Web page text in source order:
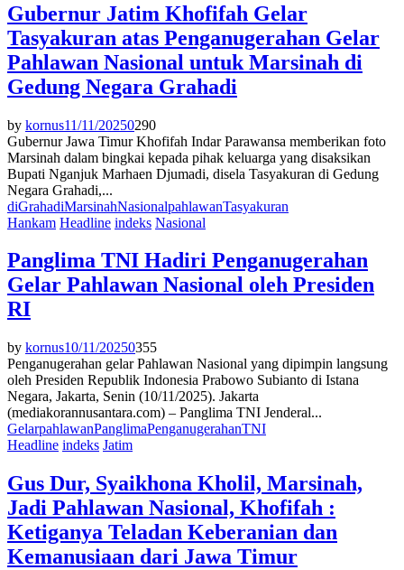
Gubernur Jatim Khofifah Gelar
Tasyakuran atas Penganugerahan Gelar
Pahlawan Nasional untuk Marsinah di
Gedung Negara Grahadi
by kornus11/11/20250290
Gubernur Jawa Timur Khofifah Indar Parawansa memberikan foto
Marsinah dalam bingkai kepada pihak keluarga yang disaksikan
Bupati Nganjuk Marhaen Djumadi, disela Tasyakuran di Gedung
Negara Grahadi,...
diGrahadiMarsinahNasionalpahlawanTasyakuran
Hankam Headline indeks Nasional
Panglima TNI Hadiri Penganugerahan
Gelar Pahlawan Nasional oleh Presiden
RI
by kornus10/11/20250355
Penganugerahan gelar Pahlawan Nasional yang dipimpin langsung
oleh Presiden Republik Indonesia Prabowo Subianto di Istana
Negara, Jakarta, Senin (10/11/2025). Jakarta
(mediakorannusantara.com) – Panglima TNI Jenderal...
GelarpahlawanPanglimaPenganugerahanTNI
Headline indeks Jatim
Gus Dur, Syaikhona Kholil, Marsinah,
Jadi Pahlawan Nasional, Khofifah :
Ketiganya Teladan Keberanian dan
Kemanusiaan dari Jawa Timur